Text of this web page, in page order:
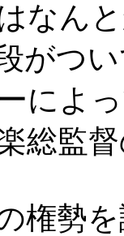
なん
がつ
によ
総監
権勢